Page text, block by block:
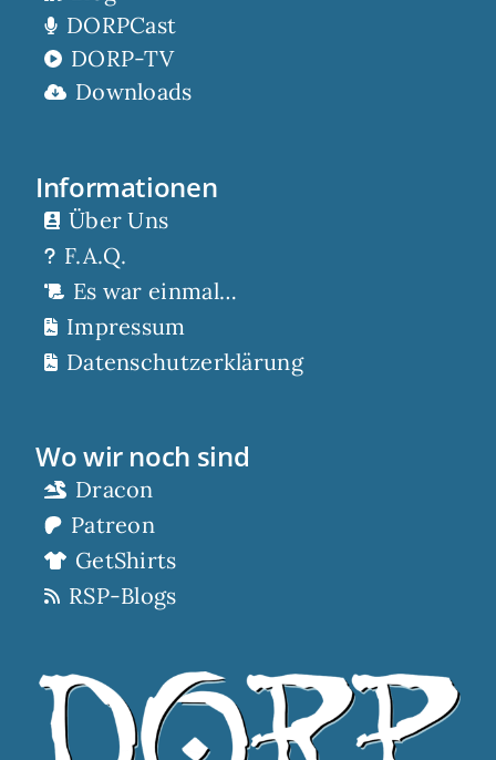
DORPCast
DORP-TV
Downloads
Informationen
Über Uns
F.A.Q.
Es war einmal…
Impressum
Datenschutzerklärung
Wo wir noch sind
Dracon
Patreon
GetShirts
RSP-Blogs